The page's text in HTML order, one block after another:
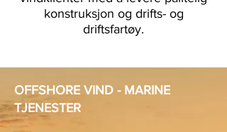
konstruksjon og drifts- og
driftsfartøy.
OFFSHORE VIND - MARINE
TJENESTER